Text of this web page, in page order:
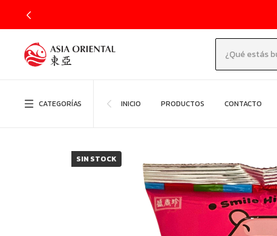
CATEGORÍAS INICIO PRODUCTOS CONTACTO
SIN STOCK